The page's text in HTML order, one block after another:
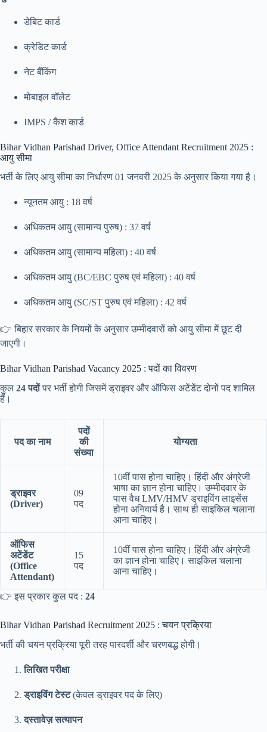
डेबिट कार्ड
क्रेडिट कार्ड
नेट बैंकिंग
मोबाइल वॉलेट
IMPS / कैश कार्ड
Bihar Vidhan Parishad Driver, Office Attendant Recruitment 2025 :
आयु सीमा
भर्ती के लिए आयु सीमा का निर्धारण 01 जनवरी 2025 के अनुसार किया गया है।
न्यूनतम आयु : 18 वर्ष
अधिकतम आयु (सामान्य पुरुष) : 37 वर्ष
अधिकतम आयु (सामान्य महिला) : 40 वर्ष
अधिकतम आयु (BC/EBC पुरुष एवं महिला) : 40 वर्ष
अधिकतम आयु (SC/ST पुरुष एवं महिला) : 42 वर्ष
👉 बिहार सरकार के नियमों के अनुसार उम्मीदवारों को आयु सीमा में छूट दी
जाएगी।
Bihar Vidhan Parishad Vacancy 2025 : पदों का विवरण
कुल 24 पदोंपर भर्ती होगी जिसमें ड्राइवर और ऑफिस अटेंडेंट दोनों पद शामिल
हैं।
पद का नाम
पदों
की
संख्या
योग्यता
ड्राइवर
(Driver)
09
पद
10वीं पास होना चाहिए। हिंदी और अंग्रेजी
भाषा का ज्ञान होना चाहिए। उम्मीदवार के
पास वैध LMV/HMV ड्राइविंग लाइसेंस
होना अनिवार्य है। साथ ही साइकिल चलाना
आना चाहिए।
ऑफिस
अटेंडेंट
(Office
Attendant)
15
पद
10वीं पास होना चाहिए। हिंदी और अंग्रेजी
का ज्ञान होना चाहिए। साइकिल चलाना
आना चाहिए।
👉 इस प्रकार कुल पद : 24
Bihar Vidhan Parishad Recruitment 2025 : चयन प्रक्रिया
भर्ती की चयन प्रक्रिया पूरी तरह पारदर्शी और चरणबद्ध होगी।
लिखित परीक्षा
ड्राइविंग टेस्ट(केवल ड्राइवर पद के लिए)
दस्तावेज़ सत्यापन